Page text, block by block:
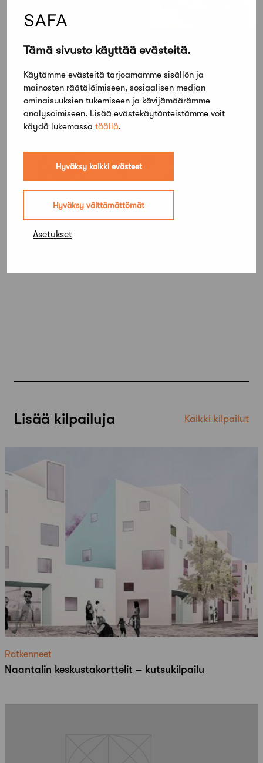
Tämä sivusto käyttää evästeitä.
Käytämme evästeitä tarjoamamme sisällön ja
mainosten räätälöimiseen, sosiaalisen median
ominaisuuksien tukemiseen ja kävijämäärämme
analysoimiseen. Lisää evästekäytänteistämme voit
käydä lukemassa täällä.
Hyväksy kaikki evästeet
Hyväksy välttämättömät
Asetukset
Lisää kilpailuja Kaikki kilpailut
Ratkenneet
Naantalin keskustakorttelit – kutsukilpailu